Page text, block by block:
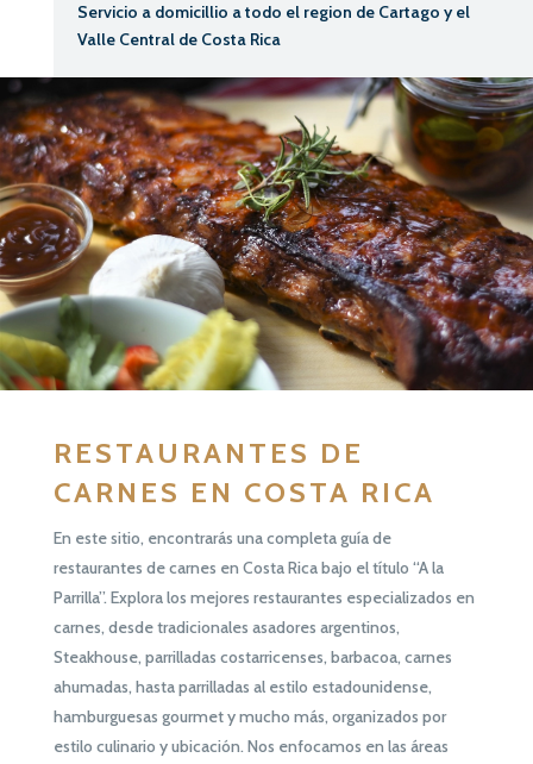
Servicio a domicillio a todo el region de Cartago y el
Valle Central de Costa Rica
RESTAURANTES DE
CARNES EN COSTA RICA
En este sitio, encontrarás una completa guía de
restaurantes de carnes en Costa Rica bajo el título “A la
Parrilla”. Explora los mejores restaurantes especializados en
carnes, desde tradicionales asadores argentinos,
Steakhouse, parrilladas costarricenses, barbacoa, carnes
ahumadas, hasta parrilladas al estilo estadounidense,
hamburguesas gourmet y mucho más, organizados por
estilo culinario y ubicación. Nos enfocamos en las áreas